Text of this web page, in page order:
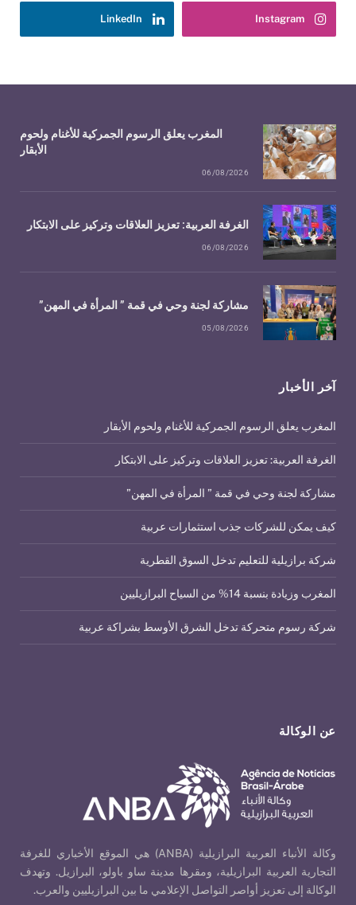
Instagram
LinkedIn
عن الوكالة
وكالة الأنباء العربية البرازيلية (ANBA) هي الموقع الأخباري للغرفة
التجارية العربية البرازيلية، ومقرها مدينة ساو باولو، البرازيل. وتهدف
الوكالة إلى تعزيز أواصر التواصل الإعلامي ما بين البرازيليين والعرب.
آخر الأخبار
المغرب يعلق الرسوم الجمركية للأغنام ولحوم الأبقار
الغرفة العربية: تعزيز العلاقات وتركيز على الابتكار
مشاركة لجنة وحي في قمة ” المرأة في المهن”
كيف يمكن للشركات جذب استثمارات عربية
شركة برازيلية للتعليم تدخل السوق القطرية
المغرب وزيادة بنسبة 14% من السياح البرازيليين
شركة رسوم متحركة تدخل الشرق الأوسط بشراكة عربية
المغرب يعلق الرسوم الجمركية للأغنام ولحوم
الأبقار
06/08/2026
الغرفة العربية: تعزيز العلاقات وتركيز على الابتكار
06/08/2026
مشاركة لجنة وحي في قمة ” المرأة في المهن”
05/08/2026